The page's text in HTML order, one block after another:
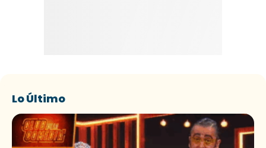
Lo Último